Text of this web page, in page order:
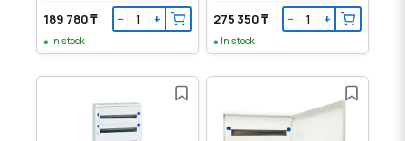
189 780 ₸ − +
In stock
275 350 ₸ − +
In stock